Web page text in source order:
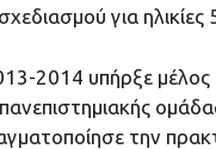
για
2014 υπήρξε μέλος
πανεπιστημιακής
την